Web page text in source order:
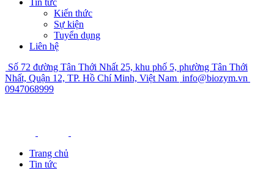
Tin tức
Kiến thức
Sự kiện
Tuyển dụng
Liên hệ
Số 72 đường Tân Thới Nhất 25, khu phố 5, phường Tân Thới
Nhất, Quận 12, TP. Hồ Chí Minh, Việt Nam info@biozym.vn
0947068999
Trang chủ
Tin tức